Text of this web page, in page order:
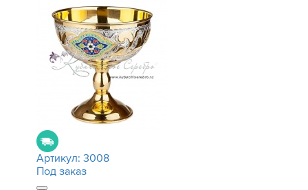
Артикул: 3008
Под заказ